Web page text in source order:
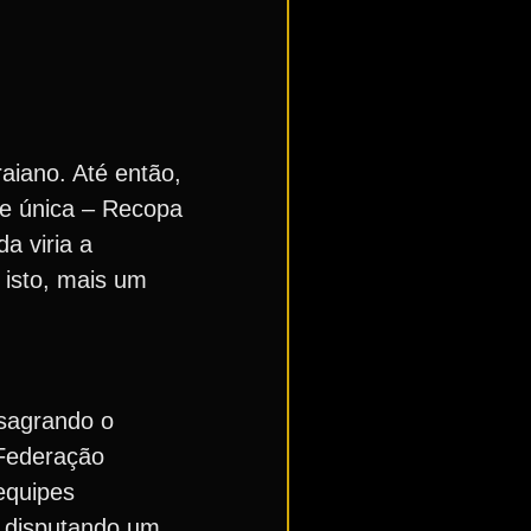
Até então,
única – Recopa
viria a
mais um
o